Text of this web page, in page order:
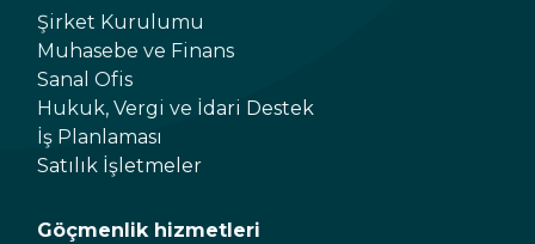
Şirket Kurulumu
Muhasebe ve Finans
Sanal Ofis
Hukuk, Vergi ve İdari Destek
İş Planlaması
Satılık İşletmeler
Göçmenlik hizmetleri